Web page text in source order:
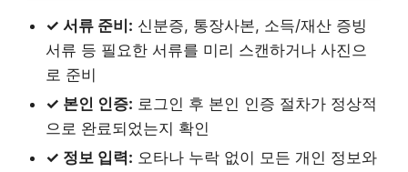
✓ 서류 준비: 신분증, 통장사본, 소득/재산 증빙
서류 등 필요한 서류를 미리 스캔하거나 사진으
로 준비
✓ 본인 인증: 로그인 후 본인 인증 절차가 정상적
으로 완료되었는지 확인
✓ 정보 입력: 오타나 누락 없이 모든 개인 정보와